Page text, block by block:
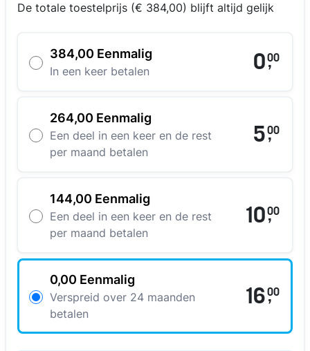
De totale toestelprijs (€ 384,00) blijft altijd gelijk
384,00 Eenmalig
In een keer betalen 0,
00
264,00 Eenmalig
Een deel in een keer en de rest
per maand betalen
5,
00
144,00 Eenmalig
Een deel in een keer en de rest
per maand betalen
10,
00
0,00 Eenmalig
Verspreid over 24 maanden
betalen
16,
00